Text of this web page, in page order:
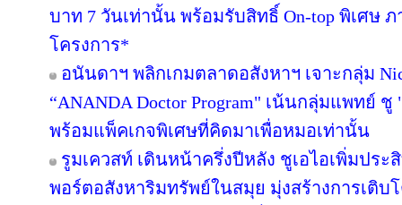
บาท 7 วันเท่านั้น พร้อมรับสิทธิ์ On-top พิเศษ ภ
โครงการ*
อนันดาฯ พลิกเกมตลาดอสังหาฯ เจาะกลุ่ม
“ANANDA Doctor Program" เน้นกลุ่มแพทย์
พร้อมแพ็คเกจพิเศษที่คิดมาเพื่อหมอเท่านั้น
รูมเควสท์ เดินหน้าครึ่งปีหลัง ชูเอไอเพิ่มปร
พอร์ตอสังหาริมทรัพย์ในสมุย มุ่งสร้างการเติ